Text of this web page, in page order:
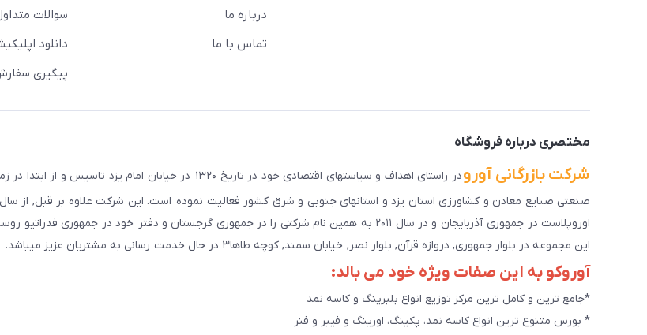
درباره ما
تماس با ما
سوالات
دانلود
پیگیری
مختصری درباره فروشگاه
شرکت بازرگانی آورو
در راستای اهداف و سیاستهای اقتصادی خود در تاریخ ۱۳۲۰ در خیابان امام
اوروپلاست در جمهوری آذربایجان و در سال ۲۰۱۱ به همین نام شرکتی را در جمهوری گرجستان و دفتر خود در جمهوری
این مجموعه در بلوار جمهوری, دروازه قرآن, بلوار نصر, خیابان سمند, کوچه طاها۳ در حال خدمت رسانی به مشتریان عزیز میباشد.
آوروکو به این صفات ویژه خود می بالد:
*جامع ترین و کامل ترین مرکز توزیع انواع بلبرینگ و کاسه نمد
* بورس متنوع ترین انواع کاسه نمد، پکینگ، اورینگ و فیبر و فنر